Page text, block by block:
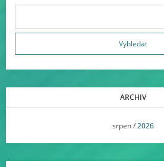
ARCHIV
srpen /2026